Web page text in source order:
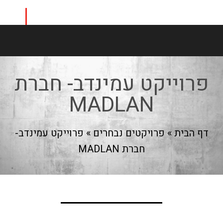
פרוייקט עמינדב- חברת
MADLAN
דף הבית» פרויקטים נבחרים» פרוייקט עמינדב-
חברת MADLAN